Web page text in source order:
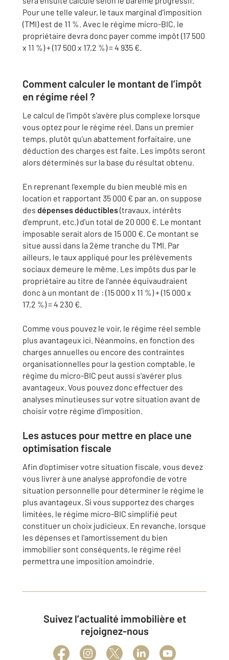
Pour une telle valeur, le taux marginal d'imposition
(TMI) est de 11 %. Avec le régime micro-BIC, le
propriétaire devra donc payer comme impôt (17 500
x 11 %) + (17 500 x 17,2 %) = 4 935 €.
Comment calculer le montant de l’impôt
en régime réel ?
Le calcul de l'impôt s'avère plus complexe lorsque
vous optez pour le régime réel. Dans un premier
temps, plutôt qu'un abattement forfaitaire, une
déduction des charges est faite. Les impôts seront
alors déterminés sur la base du résultat obtenu.
En reprenant l'exemple du bien meublé mis en
location et rapportant 35 000 € par an, on suppose
des dépenses déductibles(travaux, intérêts
d'emprunt, etc.) d'un total de 20 000 €. Le montant
imposable serait alors de 15 000 €. Ce montant se
situe aussi dans la 2ème tranche du TMI. Par
ailleurs, le taux appliqué pour les prélèvements
sociaux demeure le même. Les impôts dus par le
propriétaire au titre de l'année équivaudraient
donc à un montant de : (15 000 x 11 %) + (15 000 x
17,2 %) = 4 230 €.
Comme vous pouvez le voir, le régime réel semble
plus avantageux ici. Néanmoins, en fonction des
charges annuelles ou encore des contraintes
organisationnelles pour la gestion comptable, le
régime du micro-BIC peut aussi s'avérer plus
avantageux. Vous pouvez donc effectuer des
analyses minutieuses sur votre situation avant de
choisir votre régime d'imposition.
Les astuces pour mettre en place une
optimisation fiscale
Afin d'optimiser votre situation fiscale, vous devez
vous livrer à une analyse approfondie de votre
situation personnelle pour déterminer le régime le
plus avantageux. Si vous supportez des charges
limitées, le régime micro-BIC simplifié peut
constituer un choix judicieux. En revanche, lorsque
les dépenses et l'amortissement du bien
immobilier sont conséquents, le régime réel
permettra une imposition amoindrie.
Suivez l’actualité immobilière et
rejoignez-nous